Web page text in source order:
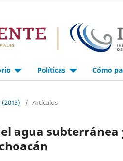
Políticas Cómo
(2013) / Artículos
agua